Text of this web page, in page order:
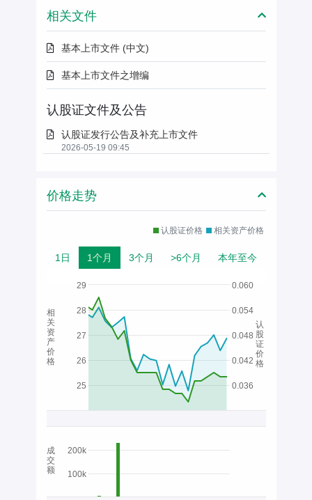
相关文件
基本上市文件 (中文)
基本上市文件之增编
认股证文件及公告
认股证发行公告及补充上市文件
2026-05-19 09:45
价格走势
认股证价格 相关资产价格
1日 1个月 3个月 >6个月 本年至今
25
26
27
28
29
0.036
0.042
0.048
0.054
0.060
100k
200k
相
关
资
产
价
格
认
股
证
价
格
成
交
额